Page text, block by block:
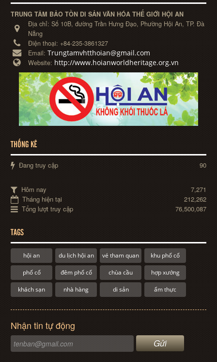
TRUNG TÂM BẢO TỒN DI SẢN VĂN HÓA THẾ GIỚI HỘI AN
Địa chỉ:Số 10B, đường Trần Hưng Đạo, Phường Hội An, TP. Đà
Nẵng
Điện thoại: +84-235-3861327
Email:Trungtamvhtthoian@gmail.com
Website: http://www.hoianworldheritage.org.vn
THỐNG KÊ
Đang truy cập 90
Hôm nay
7,271
Tháng hiện tại
212,262
Tổng lượt truy cập
76,500,087
TAGS
hội an du lịch hội an vé tham quan khu phố cổ
phố cổ đêm phố cổ chùa cầu hợp xướng
khách sạn nhà hàng di sản ẩm thực
Nhận tin tự động